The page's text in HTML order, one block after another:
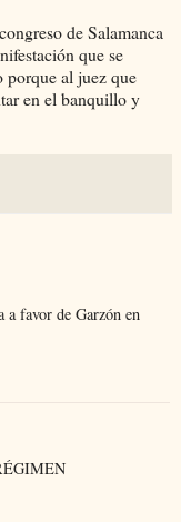
de Salamanca
que se
porque al juez que
en el banquillo y
a favor de Garzón en